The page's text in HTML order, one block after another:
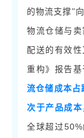
的物流支撑”
物流仓储与
配送的有效
重构》报告基
流仓储成本占
次于产品成
全球超过